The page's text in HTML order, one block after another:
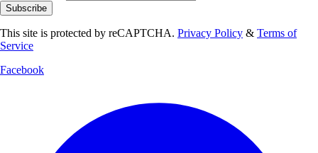
Subscribe
This site is protected by reCAPTCHA. Privacy Policy & Terms of
Service
Facebook